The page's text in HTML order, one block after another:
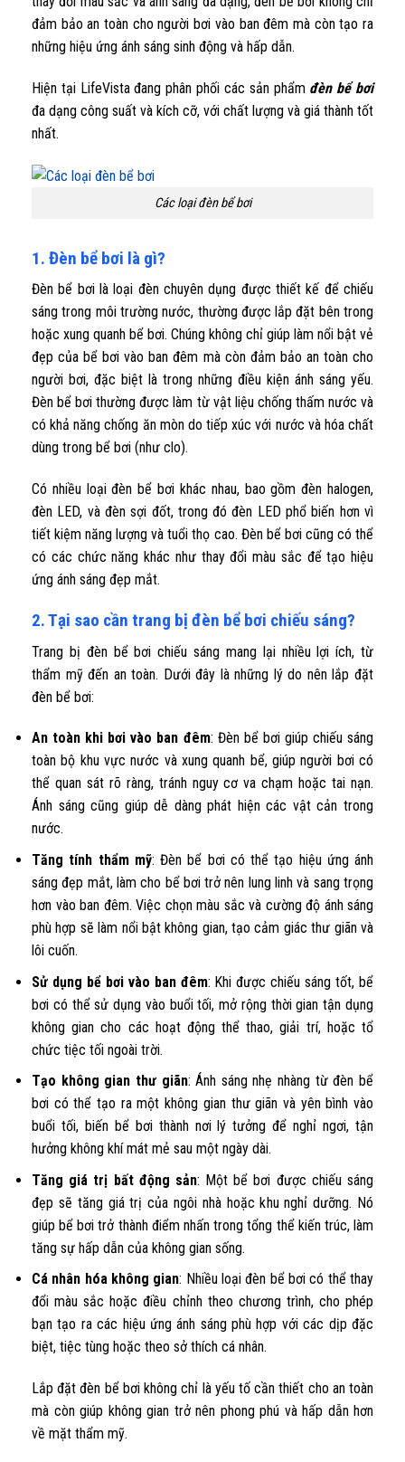
đảm bảo an toàn cho người bơi vào ban đêm mà còn tạo ra
những hiệu ứng ánh sáng sinh động và hấp dẫn.
Hiện tại LifeVista đang phân phối các sản phẩm đèn bể bơi
đa dạng công suất và kích cỡ, với chất lượng và giá thành tốt
nhất.
Các loại đèn bể bơi
1. Đèn bể bơi là gì?
Đèn bể bơi là loại đèn chuyên dụng được thiết kế để chiếu
sáng trong môi trường nước, thường được lắp đặt bên trong
hoặc xung quanh bể bơi. Chúng không chỉ giúp làm nổi bật vẻ
đẹp của bể bơi vào ban đêm mà còn đảm bảo an toàn cho
người bơi, đặc biệt là trong những điều kiện ánh sáng yếu.
Đèn bể bơi thường được làm từ vật liệu chống thấm nước và
có khả năng chống ăn mòn do tiếp xúc với nước và hóa chất
dùng trong bể bơi (như clo).
Có nhiều loại đèn bể bơi khác nhau, bao gồm đèn halogen,
đèn LED, và đèn sợi đốt, trong đó đèn LED phổ biến hơn vì
tiết kiệm năng lượng và tuổi thọ cao. Đèn bể bơi cũng có thể
có các chức năng khác như thay đổi màu sắc để tạo hiệu
ứng ánh sáng đẹp mắt.
2. Tại sao cần trang bị đèn bể bơi chiếu sáng?
Trang bị đèn bể bơi chiếu sáng mang lại nhiều lợi ích, từ
thẩm mỹ đến an toàn. Dưới đây là những lý do nên lắp đặt
đèn bể bơi:
An toàn khi bơi vào ban đêm: Đèn bể bơi giúp chiếu sáng
toàn bộ khu vực nước và xung quanh bể, giúp người bơi có
thể quan sát rõ ràng, tránh nguy cơ va chạm hoặc tai nạn.
Ánh sáng cũng giúp dễ dàng phát hiện các vật cản trong
nước.
Tăng tính thẩm mỹ: Đèn bể bơi có thể tạo hiệu ứng ánh
sáng đẹp mắt, làm cho bể bơi trở nên lung linh và sang trọng
hơn vào ban đêm. Việc chọn màu sắc và cường độ ánh sáng
phù hợp sẽ làm nổi bật không gian, tạo cảm giác thư giãn và
lôi cuốn.
Sử dụng bể bơi vào ban đêm: Khi được chiếu sáng tốt, bể
bơi có thể sử dụng vào buổi tối, mở rộng thời gian tận dụng
không gian cho các hoạt động thể thao, giải trí, hoặc tổ
chức tiệc tối ngoài trời.
Tạo không gian thư giãn: Ánh sáng nhẹ nhàng từ đèn bể
bơi có thể tạo ra một không gian thư giãn và yên bình vào
buổi tối, biến bể bơi thành nơi lý tưởng để nghỉ ngơi, tận
hưởng không khí mát mẻ sau một ngày dài.
Tăng giá trị bất động sản: Một bể bơi được chiếu sáng
đẹp sẽ tăng giá trị của ngôi nhà hoặc khu nghỉ dưỡng. Nó
giúp bể bơi trở thành điểm nhấn trong tổng thể kiến trúc, làm
tăng sự hấp dẫn của không gian sống.
Cá nhân hóa không gian: Nhiều loại đèn bể bơi có thể thay
đổi màu sắc hoặc điều chỉnh theo chương trình, cho phép
bạn tạo ra các hiệu ứng ánh sáng phù hợp với các dịp đặc
biệt, tiệc tùng hoặc theo sở thích cá nhân.
Lắp đặt đèn bể bơi không chỉ là yếu tố cần thiết cho an toàn
mà còn giúp không gian trở nên phong phú và hấp dẫn hơn
về mặt thẩm mỹ.